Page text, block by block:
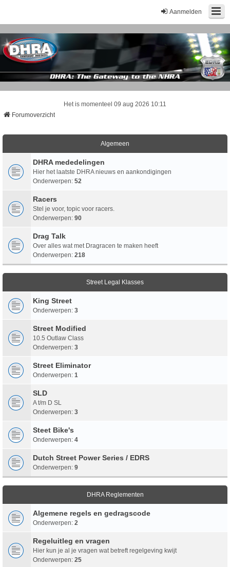
Aanmelden
Het is momenteel 09 aug 2026 10:11
Forumoverzicht
Algemeen
DHRA mededelingen
Hier het laatste DHRA nieuws en aankondigingen
Onderwerpen: 52
Racers
Stel je voor, topic voor racers.
Onderwerpen: 90
Drag Talk
Over alles wat met Dragracen te maken heeft
Onderwerpen: 218
Street Legal Klasses
King Street
Onderwerpen: 3
Street Modified
10.5 Outlaw Class
Onderwerpen: 3
Street Eliminator
Onderwerpen: 1
SLD
A t/m D SL
Onderwerpen: 3
Steet Bike's
Onderwerpen: 4
Dutch Street Power Series / EDRS
Onderwerpen: 9
DHRA Reglementen
Algemene regels en gedragscode
Onderwerpen: 2
Regeluitleg en vragen
Hier kun je al je vragen wat betreft regelgeving kwijt
Onderwerpen: 25